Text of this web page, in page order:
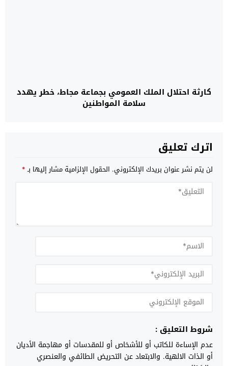
كارثة احتلال الملك العمومي بجماعة مجاط، خطر يهدد
سلامة المواطنين
اترك تعليق
لن يتم نشر عنوان بريدك الإلكتروني. الحقول الإلزامية مشار إليها بـ*
شروط التعليق :
عدم الإساءة للكاتب أو للأشخاص أو للمقدسات أو مهاجمة الأديان
أو الذات الالهية. والابتعاد عن التحريض الطائفي والعنصري